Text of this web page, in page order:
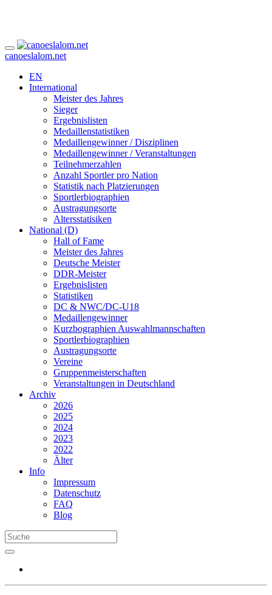
canoeslalom.net
EN
International
Meister des Jahres
Sieger
Ergebnislisten
Medaillenstatistiken
Medaillengewinner / Disziplinen
Medaillengewinner / Veranstaltungen
Teilnehmerzahlen
Anzahl Sportler pro Nation
Statistik nach Platzierungen
Sportlerbiographien
Austragungsorte
Altersstatisiken
National (D)
Hall of Fame
Meister des Jahres
Deutsche Meister
DDR-Meister
Ergebnislisten
Statistiken
DC & NWC/DC-U18
Medaillengewinner
Kurzbographien Auswahlmannschaften
Sportlerbiographien
Austragungsorte
Vereine
Gruppenmeisterschaften
Veranstaltungen in Deutschland
Archiv
2026
2025
2024
2023
2022
Älter
Info
Impressum
Datenschutz
FAQ
Blog